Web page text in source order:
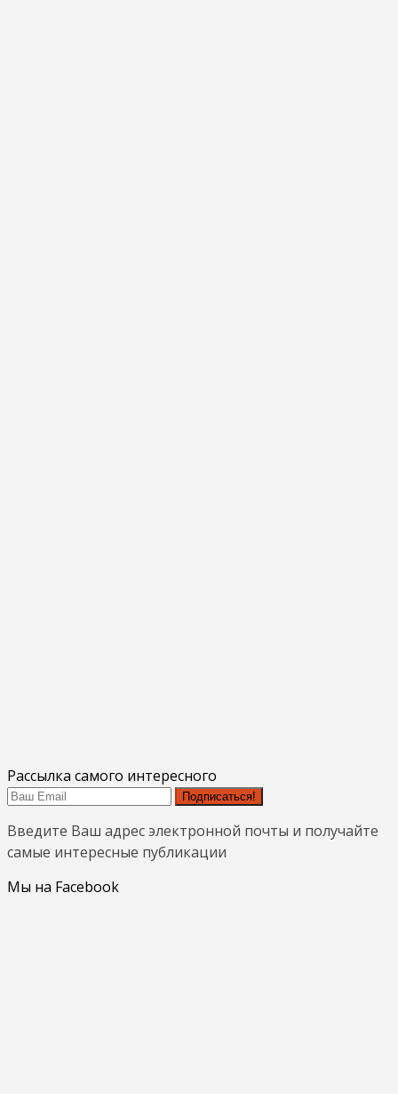
Рассылка самого интересного
Подписаться!
Введите Ваш адрес электронной почты и получайте
самые интересные публикации
Мы на Facebook